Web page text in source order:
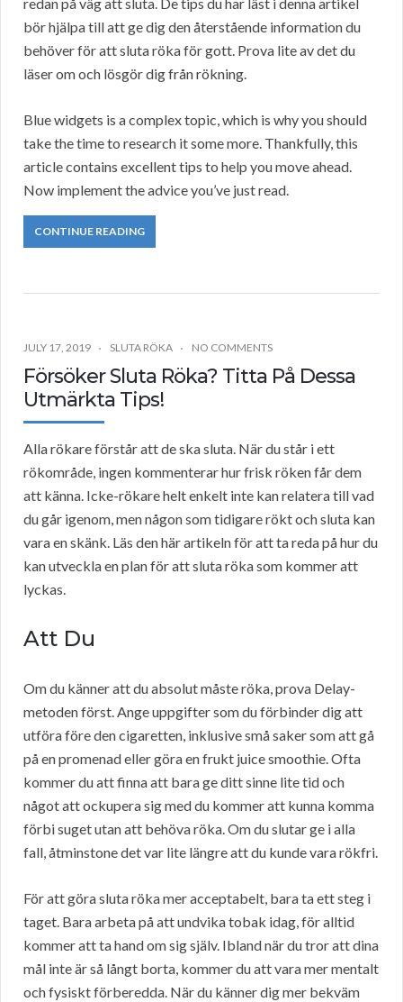
bör hjälpa till att ge dig den återstående information du
behöver för att sluta röka för gott. Prova lite av det du
läser om och lösgör dig från rökning.
Blue widgets is a complex topic, which is why you should
take the time to research it some more. Thankfully, this
article contains excellent tips to help you move ahead.
Now implement the advice you’ve just read.
CONTINUE READING
JULY 17, 2019 SLUTA RÖKA NO COMMENTS
Försöker Sluta Röka? Titta På Dessa
Utmärkta Tips!
Alla rökare förstår att de ska sluta. När du står i ett
rökområde, ingen kommenterar hur frisk röken får dem
att känna. Icke-rökare helt enkelt inte kan relatera till vad
du går igenom, men någon som tidigare rökt och sluta kan
vara en skänk. Läs den här artikeln för att ta reda på hur du
kan utveckla en plan för att sluta röka som kommer att
lyckas.
Att Du
Om du känner att du absolut måste röka, prova Delay-
metoden först. Ange uppgifter som du förbinder dig att
utföra före den cigaretten, inklusive små saker som att gå
på en promenad eller göra en frukt juice smoothie. Ofta
kommer du att finna att bara ge ditt sinne lite tid och
något att ockupera sig med du kommer att kunna komma
förbi suget utan att behöva röka. Om du slutar ge i alla
fall, åtminstone det var lite längre att du kunde vara rökfri.
För att göra sluta röka mer acceptabelt, bara ta ett steg i
taget. Bara arbeta på att undvika tobak idag, för alltid
kommer att ta hand om sig själv. Ibland när du tror att dina
mål inte är så långt borta, kommer du att vara mer mentalt
och fysiskt förberedda. När du känner dig mer bekväm